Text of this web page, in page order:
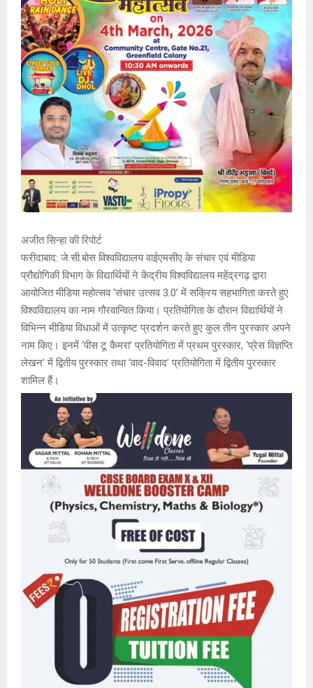
अजीत सिन्हा की रिपोर्ट
फरीदाबाद: जे.सी.बोस विश्वविद्यालय वाईएमसीए के संचार एवं मीडिया
प्रौद्योगिकी विभाग के विद्यार्थियों ने केंद्रीय विश्वविद्यालय महेंद्रगढ़ द्वारा
आयोजित मीडिया महोत्सव ‘संचार उत्सव 3.0’ में सक्रिय सहभागिता करते हुए
विश्वविद्यालय का नाम गौरवान्वित किया। प्रतियोगिता के दौरान विद्यार्थियों ने
विभिन्न मीडिया विधाओं में उत्कृष्ट प्रदर्शन करते हुए कुल तीन पुरस्कार अपने
नाम किए। इनमें ‘पीस टू कैमरा’ प्रतियोगिता में प्रथम पुरस्कार, ‘प्रेस विज्ञप्ति
लेखन’ में द्वितीय पुरस्कार तथा ‘वाद-विवाद’ प्रतियोगिता में द्वितीय पुरस्कार
शामिल हैं।